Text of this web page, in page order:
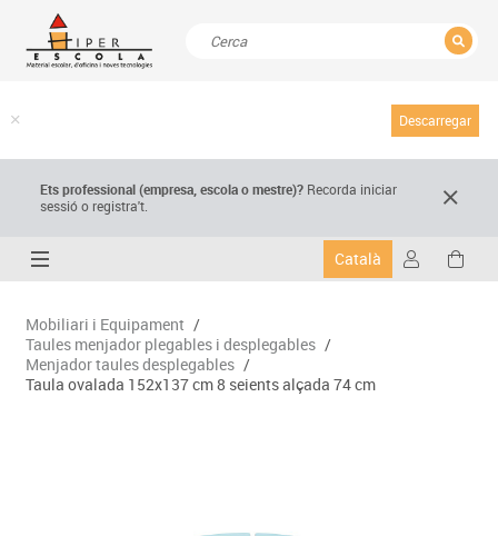
Descarregar
Ets professional (empresa,escola o mestre)? Recorda iniciar
sessió o registra't.
Català
Mobiliari i Equipament /
Taules menjador plegables i desplegables /
Menjador taules desplegables /
Taula ovalada 152x137 cm 8 seients alçada 74 cm